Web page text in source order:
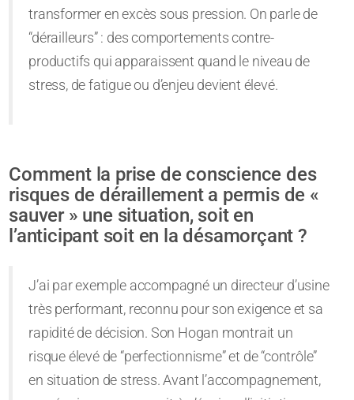
transformer en excès sous pression. On parle de
“dérailleurs” : des comportements contre-
productifs qui apparaissent quand le niveau de
stress, de fatigue ou d’enjeu devient élevé.
Comment la prise de conscience des
risques de déraillement a permis de «
sauver » une situation, soit en
l’anticipant soit en la désamorçant ?
J’ai par exemple accompagné un directeur d’usine
très performant, reconnu pour son exigence et sa
rapidité de décision. Son Hogan montrait un
risque élevé de “perfectionnisme” et de “contrôle”
en situation de stress. Avant l’accompagnement,